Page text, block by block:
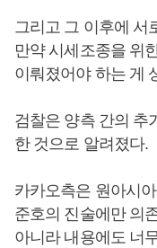
그리고 그 이후에 서
만약 시세조종을 위
이뤄졌어야 하는 게
검찰은 양측 간의 추
한 것으로 알려졌다.
카카오측은 원아시
준호의 진술에만 의
아니라 내용에도 너